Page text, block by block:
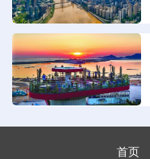
首页